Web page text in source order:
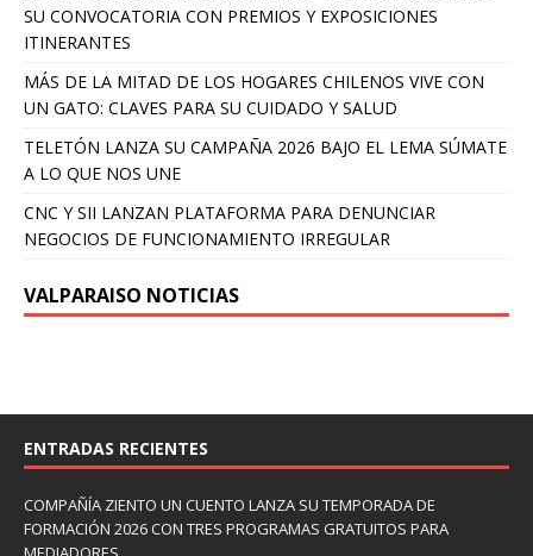
SU CONVOCATORIA CON PREMIOS Y EXPOSICIONES
ITINERANTES
MÁS DE LA MITAD DE LOS HOGARES CHILENOS VIVE CON
UN GATO: CLAVES PARA SU CUIDADO Y SALUD
TELETÓN LANZA SU CAMPAÑA 2026 BAJO EL LEMA SÚMATE
A LO QUE NOS UNE
CNC Y SII LANZAN PLATAFORMA PARA DENUNCIAR
NEGOCIOS DE FUNCIONAMIENTO IRREGULAR
VALPARAISO NOTICIAS
ENTRADAS RECIENTES
COMPAÑÍA ZIENTO UN CUENTO LANZA SU TEMPORADA DE
FORMACIÓN 2026 CON TRES PROGRAMAS GRATUITOS PARA